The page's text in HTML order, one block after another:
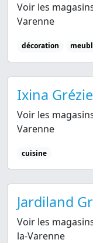
Voir les
Varenne
décoration
Ixina
Voir les
Varenne
cuisine
Jardiland
Voir les
la-Varenne